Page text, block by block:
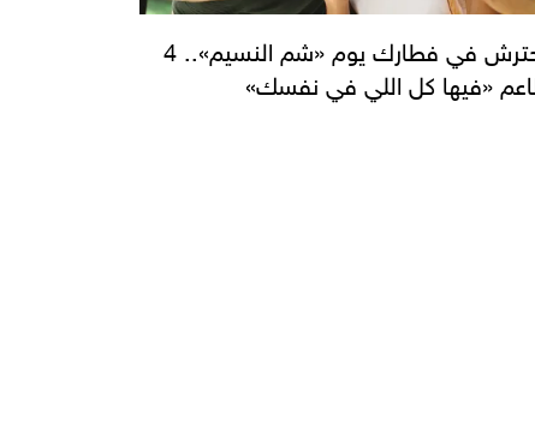
متحترش في فطارك يوم «شم النسيم».. 4
«فيها كل اللي في نفسك»